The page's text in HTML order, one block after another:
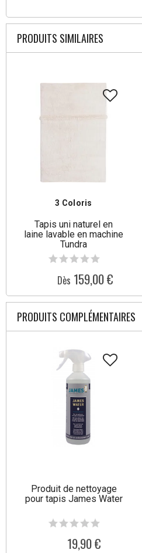
PRODUITS SIMILAIRES
3 Coloris
Tapis uni naturel en
laine lavable en machine
Tundra
Dès 159,00 €
PRODUITS COMPLÉMENTAIRES
Produit de nettoyage
pour tapis James Water
19,90 €